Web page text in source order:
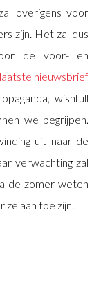
overigens voor
zijn. Het zal dus
de voor- en
laatste nieuwsbrief
wishfull
we begrijpen.
uit naar de
verwachting zal
de zomer weten
aan toe zijn.